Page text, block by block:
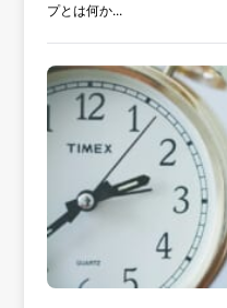
プとは何か...